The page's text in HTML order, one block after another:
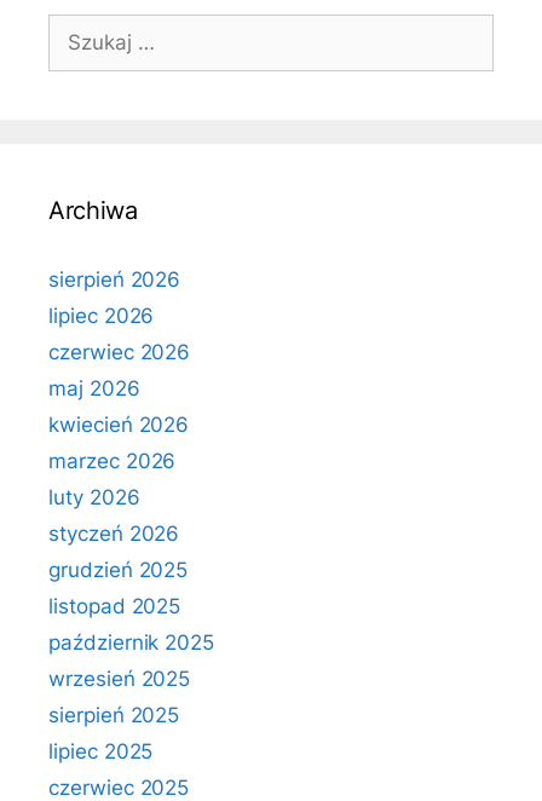
Szukaj:
Archiwa
sierpień 2026
lipiec 2026
czerwiec 2026
maj 2026
kwiecień 2026
marzec 2026
luty 2026
styczeń 2026
grudzień 2025
listopad 2025
październik 2025
wrzesień 2025
sierpień 2025
lipiec 2025
czerwiec 2025